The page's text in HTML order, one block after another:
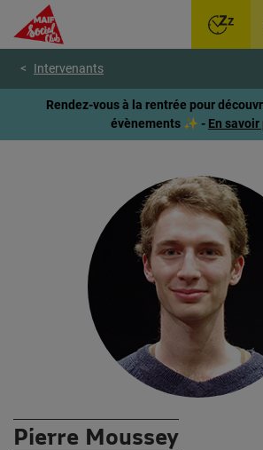
contenu
page
Intervenants
Rendez-vous à la rentrée pour
évènements ✨ - En savoir
Pierre Moussey